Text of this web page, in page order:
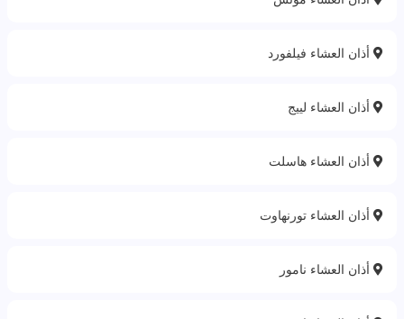
أذان العشاء فيلفورد
أذان العشاء لييج
أذان العشاء هاسلت
أذان العشاء تورنهاوت
أذان العشاء نامور